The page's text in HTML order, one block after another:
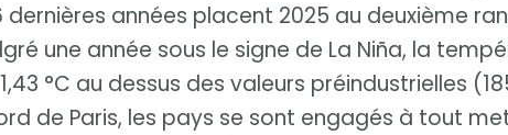
années placent 2025 au deuxième
une année sous le signe de La Niña, la
°C au dessus des valeurs préindustrielles
de Paris, les pays se sont engagés à tout